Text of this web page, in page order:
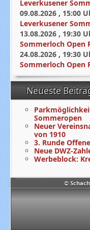
©
Leverkusener
09.08.2026 , 15:00
Leverkusener
13.08.2026 , 19:30
Sommerloch Open
24.08.2026 , 19:30
Sommerloch Open
Neueste
Sommeropen
Neuer
von 1910
3. Runde
Neue DWZ-
Werbeblock: